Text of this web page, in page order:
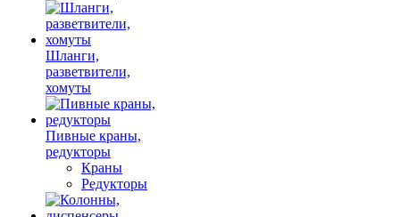
Шланги,
разветвители,
хомуты
Пивные краны,
редукторы
Краны
Редукторы